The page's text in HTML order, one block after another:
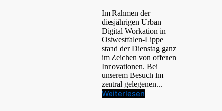
Im Rahmen der
diesjährigen Urban
Digital Workation in
Ostwestfalen-Lippe
stand der Dienstag ganz
im Zeichen von offenen
Innovationen. Bei
unserem Besuch im
zentral gelegenen...
Weiterlesen